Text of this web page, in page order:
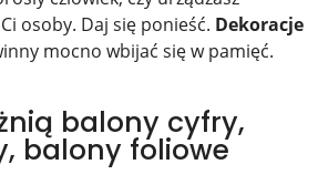
osoby. Daj się ponieść. Dekoracje
mocno wbijać się w pamięć.
balony cyfry,
balony foliowe